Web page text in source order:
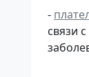
-
связи